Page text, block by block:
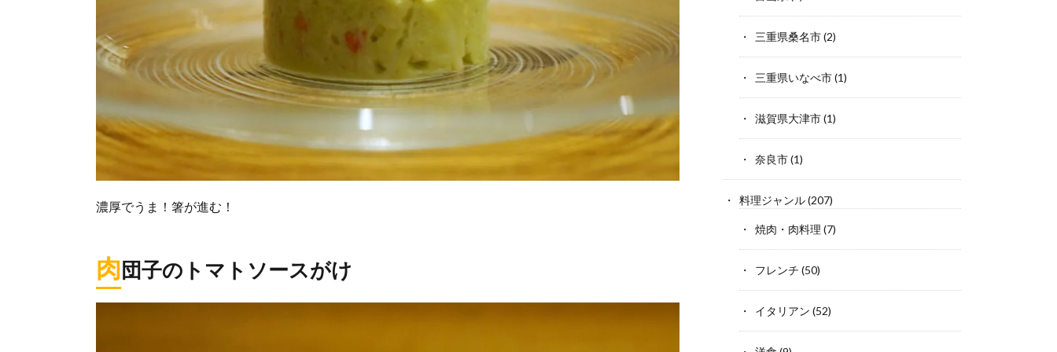
濃厚でうま！箸が進む！
肉団子のトマトソースがけ
三重県桑名市(2)
三重県いなべ市(1)
滋賀県大津市(1)
奈良市(1)
料理ジャンル(207)
焼肉・肉料理 (7)
フレンチ (50)
イタリアン (52)